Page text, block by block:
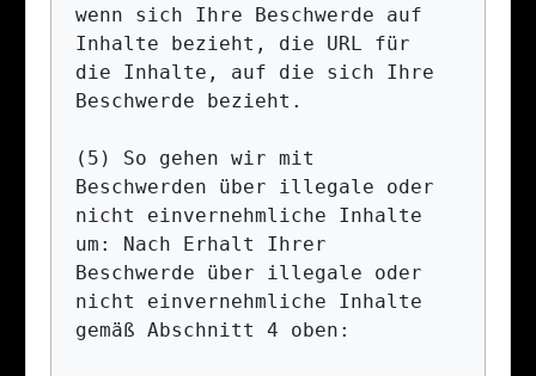
wenn sich Ihre Beschwerde auf
Inhalte bezieht, die URL für
die Inhalte, auf die sich Ihre
Beschwerde bezieht.
(5) So gehen wir mit
Beschwerden über illegale oder
nicht einvernehmliche Inhalte
um: Nach Erhalt Ihrer
Beschwerde über illegale oder
nicht einvernehmliche Inhalte
gemäß Abschnitt 4 oben: